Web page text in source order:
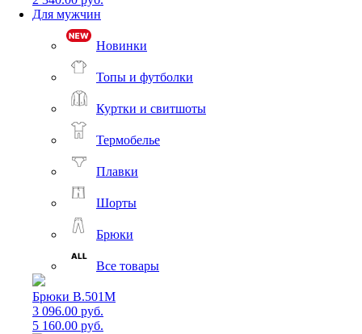
Для мужчин
Новинки
Топы и футболки
Куртки и свитшоты
Термобелье
Плавки
Шорты
Брюки
Все товары
Брюки B.501M
3 096.00 руб.
5 160.00 руб.